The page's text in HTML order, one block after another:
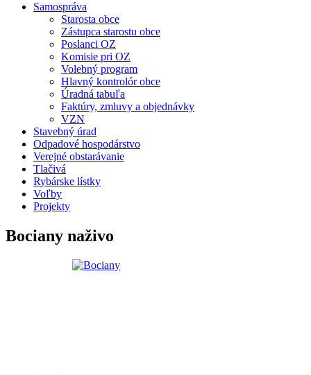
Samospráva
Starosta obce
Zástupca starostu obce
Poslanci OZ
Komisie pri OZ
Volebný program
Hlavný kontrolór obce
Úradná tabuľa
Faktúry, zmluvy a objednávky
VZN
Stavebný úrad
Odpadové hospodárstvo
Verejné obstarávanie
Tlačivá
Rybárske lístky
Voľby
Projekty
Bociany naživo